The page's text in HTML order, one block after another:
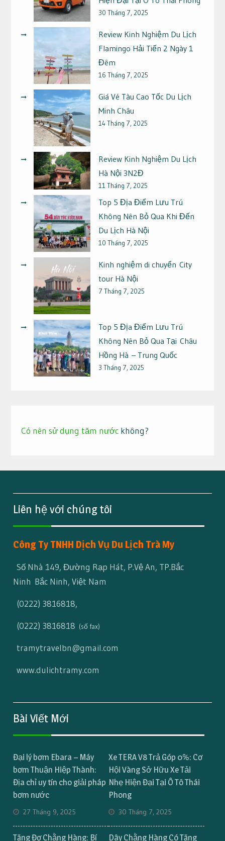
30 Tháng 7, 2025
Review Kinh Nghiệm Du Lịch
Flamingo Hải Tiến 2 Ngày 1
Đêm
16 Tháng 7, 2025
Giá Vé Tàu Cao Tốc Du Lịch
Minh Châu
14 Tháng 7, 2025
Review Kinh Nghiệm Du Lịch
Hà Nội 3N2Đ
11 Tháng 7, 2025
Top 5 Địa Điểm Lưu Trú
Không Nên Bỏ Qua Khi Đến
Du Lịch Hà Nội
10 Tháng 7, 2025
Kinh nghiệm di chuyển City
tour Hà Nội
7 Tháng 7, 2025
Top 5 Địa Điểm Lưu Trú
Không Nên Bỏ Qua Tại Châu
Hồng Hà – Trung Quốc
3 Tháng 7, 2025
Có nên sử dụng tăm nướckhông?
Liên hệ với chúng tôi
Công Ty TNHH Dịch Vụ Du Lịch Trà My
Số Nhà 149, Đường Rạp Hát, P.Vệ An, TP.Bắc
Ninh Bắc Ninh, Việt Nam
(0222) 3816818,
(0222) 3816818 (số fax)
tramytravelbn@gmail.com
www.dulichtramy.com
Bài Viết Mới
Đại lý bơm Ebara – Máy
bơm Thuận Hiệp Thành:
Địa chỉ uy tín cho giải pháp
bơm nước
27 Tháng 9, 2025
Xe TERA V8 Trả Góp 0%: Cơ
Hội Vàng Sở Hữu Xe Tải
Nhẹ Hiện Đại Tại Ô Tô Thái
Phong
30 Tháng 7, 2025
Tăng Đơ Chằng Hàng: Bí Dây Chằng Hàng Có Tăng